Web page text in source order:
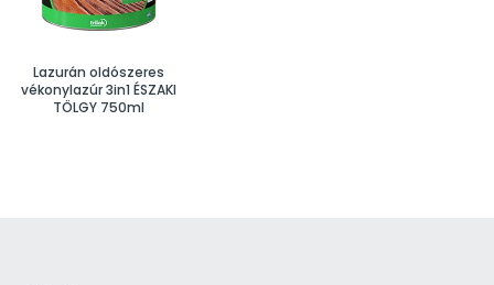
Lazurán oldószeres
vékonylazúr 3in1 ÉSZAKI
TÖLGY 750ml